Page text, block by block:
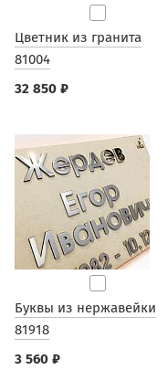
Цветник из гранита
81004
32 850 ₽
Буквы из нержавейки
81918
3 560 ₽